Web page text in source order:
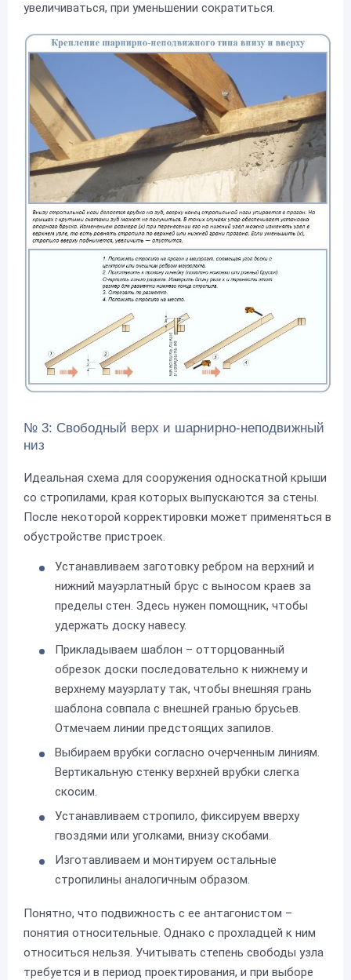
увеличиваться, при уменьшении сократиться.
№ 3: Свободный верх и шарнирно-неподвижный
низ
Идеальная схема для сооружения односкатной крыши
со стропилами, края которых выпускаются за стены.
После некоторой корректировки может применяться в
обустройстве пристроек.
Устанавливаем заготовку ребром на верхний и
нижний мауэрлатный брус с выносом краев за
пределы стен. Здесь нужен помощник, чтобы
удержать доску навесу.
Прикладываем шаблон – отторцованный
обрезок доски последовательно к нижнему и
верхнему мауэрлату так, чтобы внешняя грань
шаблона совпала с внешней гранью брусьев.
Отмечаем линии предстоящих запилов.
Выбираем врубки согласно очерченным линиям.
Вертикальную стенку верхней врубки слегка
скосим.
Устанавливаем стропило, фиксируем вверху
гвоздями или уголками, внизу скобами.
Изготавливаем и монтируем остальные
стропилины аналогичным образом.
Понятно, что подвижность с ее антагонистом –
понятия относительные. Однако с прохладцей к ним
относиться нельзя. Учитывать степень свободы узла
требуется и в период проектирования, и при выборе